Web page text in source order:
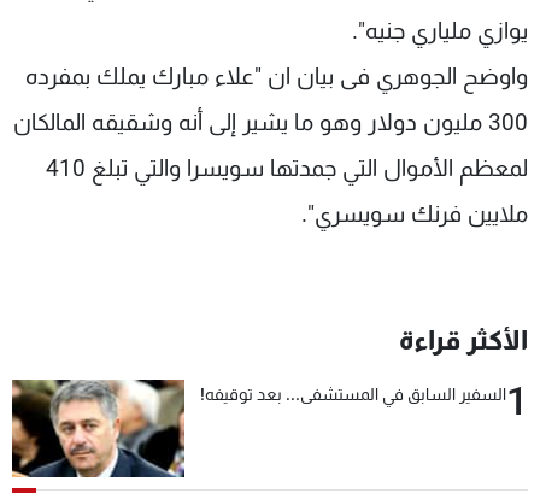
يوازي ملياري جنيه".
واوضح الجوهري فى بيان ان "علاء مبارك يملك بمفرده
300 مليون دولار وهو ما يشير إلى أنه وشقيقه المالكان
لمعظم الأموال التي جمدتها سويسرا والتي تبلغ 410
ملايين فرنك سويسري".
الأكثر قراءة
1السفير السابق في المستشفى... بعد توقيفه!
عن MTV
الإنـتـاج
وظائف
تواصل معنا
شروط الإسـتخدام
سياسة الخصوصية